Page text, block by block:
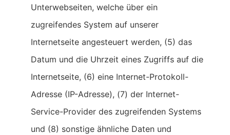
Unterwebseiten, welche über ein
zugreifendes System auf unserer
Internetseite angesteuert werden, (5) das
Datum und die Uhrzeit eines Zugriffs auf die
Internetseite, (6) eine Internet-Protokoll-
Adresse (IP-Adresse), (7) der Internet-
Service-Provider des zugreifenden Systems
und (8) sonstige ähnliche Daten und